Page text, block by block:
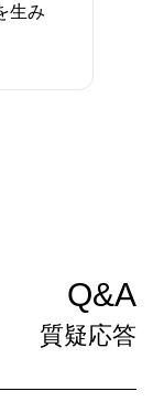
生み
Q&A
質疑応答